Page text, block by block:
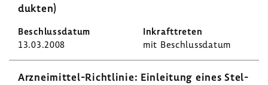
dukten)
13.03.2008 mit Beschluss­datum
Arzneimittel-​Richtlinie: Einlei­tung eines Stel­